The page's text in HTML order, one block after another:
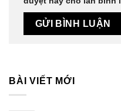
BÀI VIẾT MỚI